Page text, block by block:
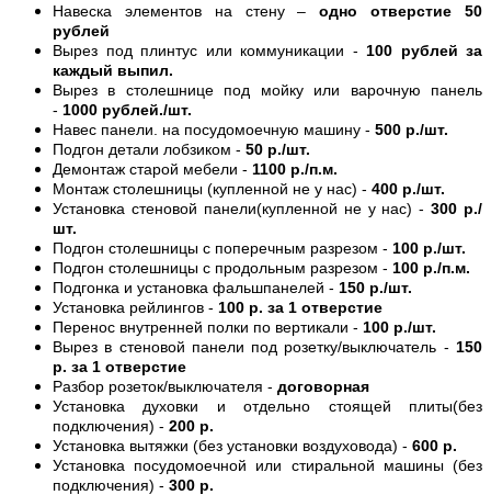
Навеска элементов на стену –одно отверстие 50
рублей
Вырез под плинтус или коммуникации - 100 рублей за
каждый выпил.
Вырез в столешнице под мойку или варочную панель
- 1000 рублей./шт.
Навес панели. на посудомоечную машину - 500 р./шт.
Подгон детали лобзиком - 50 р./шт.
Демонтаж старой мебели - 1100 р./п.м.
Монтаж столешницы (купленной не у нас) - 400 р./шт.
Установка стеновой панели(купленной не у нас) -300 р./
шт.
Подгон столешницы с поперечным разрезом - 100 р./шт.
Подгон столешницы с продольным разрезом - 100 р./п.м.
Подгонка и установка фальшпанелей - 150 р./шт.
Установка рейлингов - 100 р. за 1 отверстие
Перенос внутренней полки по вертикали - 100 р./шт.
Вырез в стеновой панели под розетку/выключатель - 150
р. за 1 отверстие
Разбор розеток/выключателя - договорная
Установка духовки и отдельно стоящей плиты(без
подключения) - 200 р.
Установка вытяжки (без установки воздуховода) - 600 р.
Установка посудомоечной или стиральной машины (без
подключения) - 300 р.